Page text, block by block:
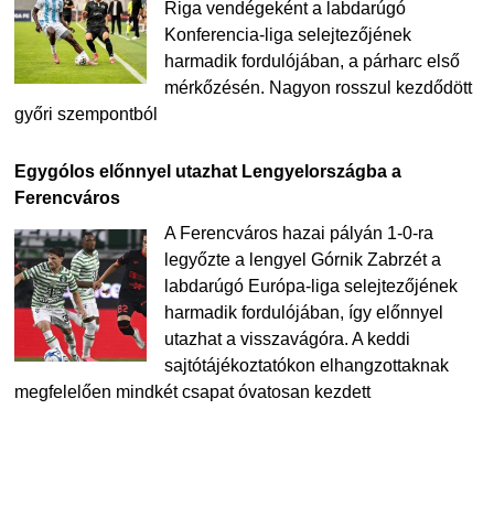
Riga vendégeként a labdarúgó
Konferencia-liga selejtezőjének
harmadik fordulójában, a párharc első
mérkőzésén. Nagyon rosszul kezdődött
győri szempontból
Egygólos előnnyel utazhat Lengyelországba a
Ferencváros
A Ferencváros hazai pályán 1-0-ra
legyőzte a lengyel Górnik Zabrzét a
labdarúgó Európa-liga selejtezőjének
harmadik fordulójában, így előnnyel
utazhat a visszavágóra. A keddi
sajtótájékoztatókon elhangzottaknak
megfelelően mindkét csapat óvatosan kezdett